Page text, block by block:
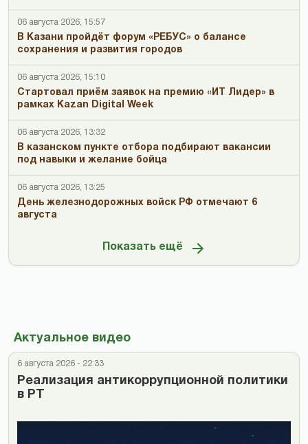
06 августа 2026, 15:57
В Казани пройдёт форум «РЕБУС» о балансе
сохранения и развития городов
06 августа 2026, 15:10
Стартовал приём заявок на премию «ИТ Лидер» в
рамках Kazan Digital Week
06 августа 2026, 13:32
В казанском пункте отбора подбирают вакансии
под навыки и желание бойца
06 августа 2026, 13:25
День железнодорожных войск РФ отмечают 6
августа
Показать ещё
Актуальное видео
6 августа 2026 - 22:33
Реализация антикоррупционной политики
в РТ